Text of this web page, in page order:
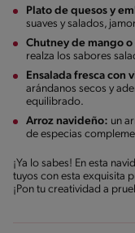
Plato de quesos y
suaves y salados,
Chutney de mango o
realza los sabores
Ensalada fresca con
arándanos secos y
equilibrado.
Arroz navideño: un
de especias
¡Ya lo sabes! En esta
tuyos con esta exquisita
¡Pon tu creatividad a